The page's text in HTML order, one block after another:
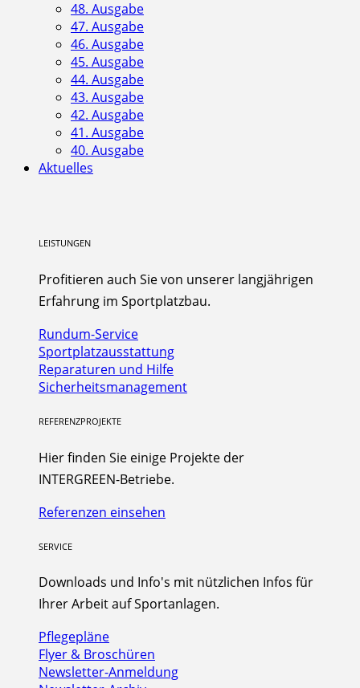
48. Ausgabe
47. Ausgabe
46. Ausgabe
45. Ausgabe
44. Ausgabe
43. Ausgabe
42. Ausgabe
41. Ausgabe
40. Ausgabe
Aktuelles
LEISTUNGEN
Profitieren auch Sie von unserer langjährigen
Erfahrung im Sportplatzbau.
Rundum-Service
Sportplatzausstattung
Reparaturen und Hilfe
Sicherheitsmanagement
REFERENZPROJEKTE
Hier finden Sie einige Projekte der
INTERGREEN-Betriebe.
Referenzen einsehen
SERVICE
Downloads und Info's mit nützlichen Infos für
Ihrer Arbeit auf Sportanlagen.
Pflegepläne
Flyer & Broschüren
Newsletter-Anmeldung